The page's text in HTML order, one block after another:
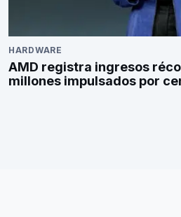
HARDWARE
AMD registra ingresos
millones impulsados por